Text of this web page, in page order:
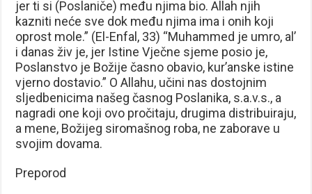
jer ti si (Poslaniče) među njima bio. Allah njih
kazniti neće sve dok među njima ima i onih koji
oprost mole.” (El-Enfal, 33) “Muhammed je umro, al’
i danas živ je, jer Istine Vječne sjeme posio je,
Poslanstvo je Božije časno obavio, kur’anske istine
vjerno dostavio.” O Allahu, učini nas dostojnim
sljedbenicima našeg časnog Poslanika, s.a.v.s., a
nagradi one koji ovo pročitaju, drugima distribuiraju,
a mene, Božijeg siromašnog roba, ne zaborave u
svojim dovama.
Preporod